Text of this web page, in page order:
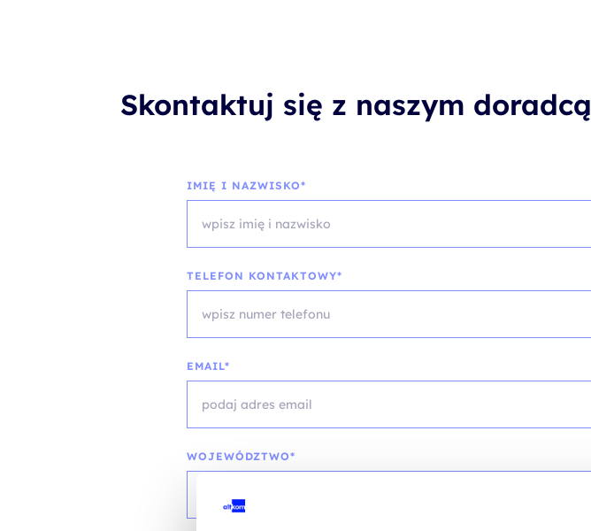
Skontaktuj się z naszym doradcą
IMIĘ I NAZWISKO*
TELEFON KONTAKTOWY*
EMAIL*
WOJEWÓDZTWO*